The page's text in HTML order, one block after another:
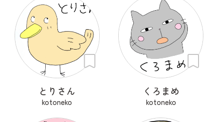
とりさん
kotoneko
くろまめ
kotoneko